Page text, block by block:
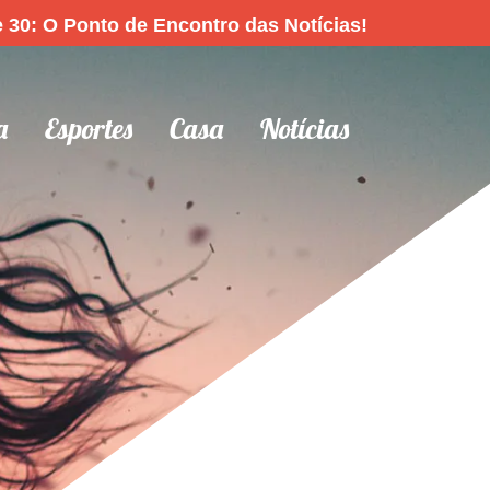
30: O Ponto de Encontro das Notícias!
Esportes Casa Notícias